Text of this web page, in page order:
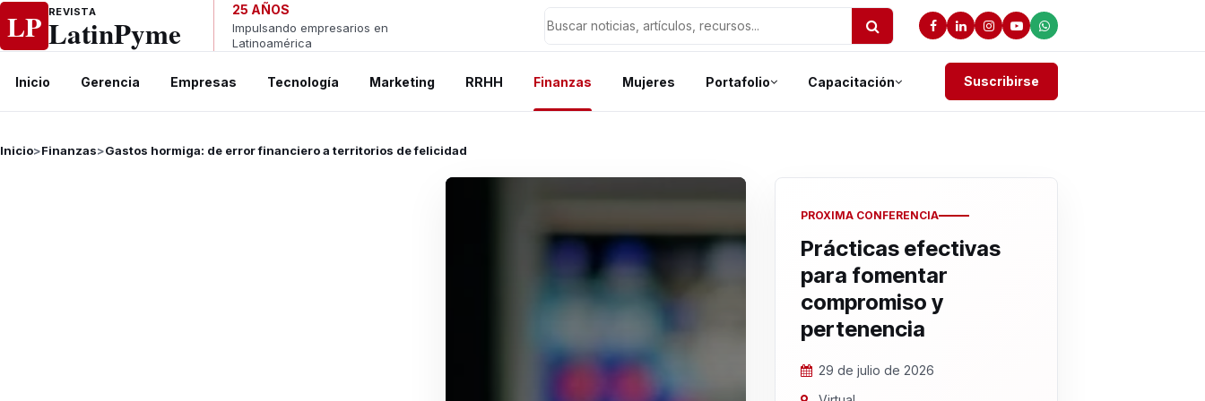
Ir al contenido
LP REVISTA
LatinPyme
25 AÑOS
Impulsando empresarios en
Latinoamérica
Inicio Gerencia Empresas Tecnología Marketing RRHH Finanzas Mujeres Portafolio Capacitación Suscribirse
Inicio>Finanzas>Gastos hormiga: de error financiero a territorios de felicidad
PROXIMA CONFERENCIA
Prácticas efectivas
para fomentar
compromiso y
pertenencia
29 de julio de 2026